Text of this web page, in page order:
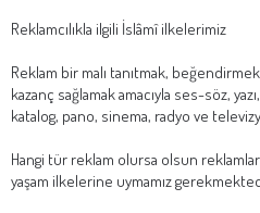
Reklamcılıkla ilgili İslâmî ilkelerimiz
Reklam bir malı tanıtmak,
kazanç sağlamak amacıyla ses-söz,
katalog, pano, sinema, radyo ve
Hangi tür reklam olursa olsun
yaşam ilkelerine uymamız